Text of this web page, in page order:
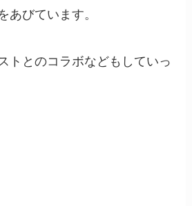
あびています。
トとのコラボなどもしていっ